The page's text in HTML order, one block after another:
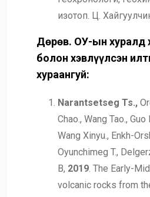
изотоп. Ц.
Дөрөв. ОУ-ын хуралд
болон хэвлүүлсэн
хураангуй:
Narantsetseg Ts.,
Chao., Wang Tao., Guo
Wang Xinyu., Enkh-
Oyunchimeg T.,
B, 2019 . The Early-
volcanic rocks from